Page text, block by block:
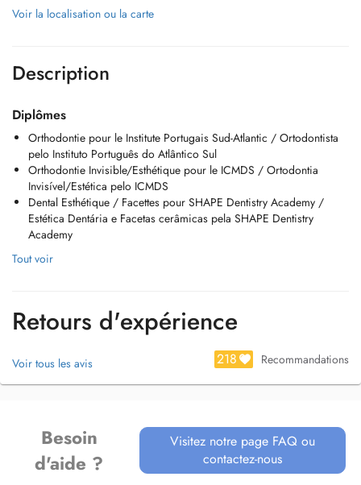
Voir la localisation ou la carte
Description
Diplômes
Orthodontie pour le Institute Portugais Sud-Atlantic / Ortodontista
pelo Instituto Português do Atlântico Sul
Orthodontie Invisible/Esthétique pour le ICMDS / Ortodontia
Invisível/Estética pelo ICMDS
Dental Esthétique / Facettes pour SHAPE Dentistry Academy /
Estética Dentária e Facetas cerâmicas pela SHAPE Dentistry
Academy
Tout voir
Retours d'expérience
Voir tous les avis 218 Recommandations
Besoin
d'aide ?
Visitez notre page FAQ ou
contactez-nous